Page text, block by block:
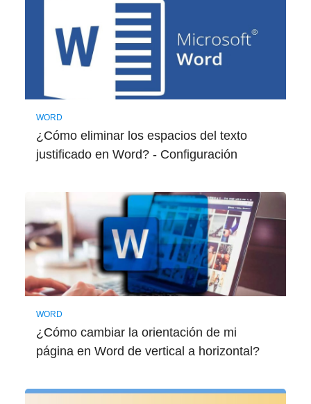
WORD
¿Cómo eliminar los espacios del texto
justificado en Word? - Configuración
WORD
¿Cómo cambiar la orientación de mi
página en Word de vertical a horizontal?